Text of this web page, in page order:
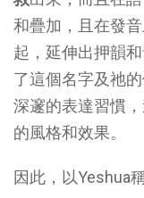
和疊加，且在發
起，延伸出押韻
了這個名字及祂
深邃的表達習慣
的風格和效果。
因此，以Yeshua